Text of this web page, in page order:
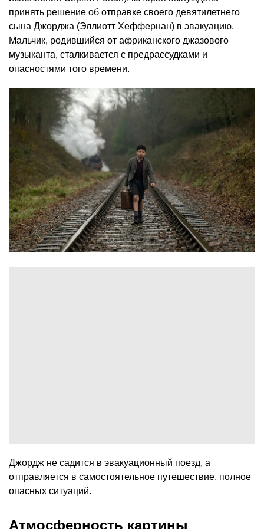
принять решение об отправке своего девятилетнего
сына Джорджа (Эллиотт Хеффернан) в эвакуацию.
Мальчик, родившийся от африканского джазового
музыканта, сталкивается с предрассудками и
опасностями того времени.
Джордж не садится в эвакуационный поезд, а
отправляется в самостоятельное путешествие, полное
опасных ситуаций.
Атмосферность картины